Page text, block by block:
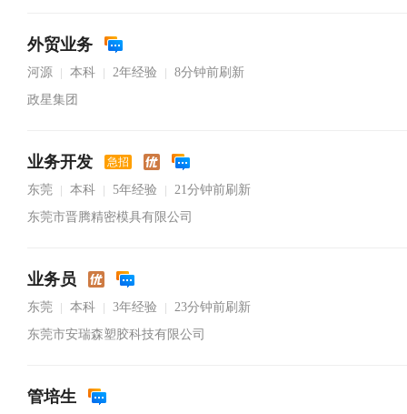
外贸业务
河源 本科 2年经验
8分钟前刷新
政星集团
业务开发 急招
东莞 本科 5年经验
21分钟前刷新
东莞市晋腾精密模具有限公司
业务员
东莞 本科 3年经验
23分钟前刷新
东莞市安瑞森塑胶科技有限公司
管培生